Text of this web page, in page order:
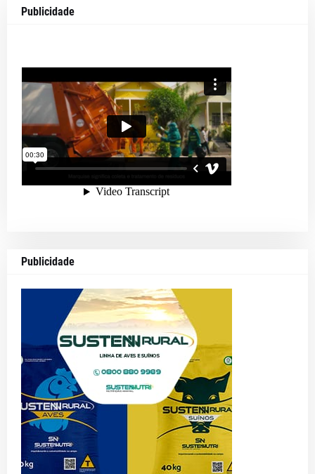
Publicidade
Publicidade